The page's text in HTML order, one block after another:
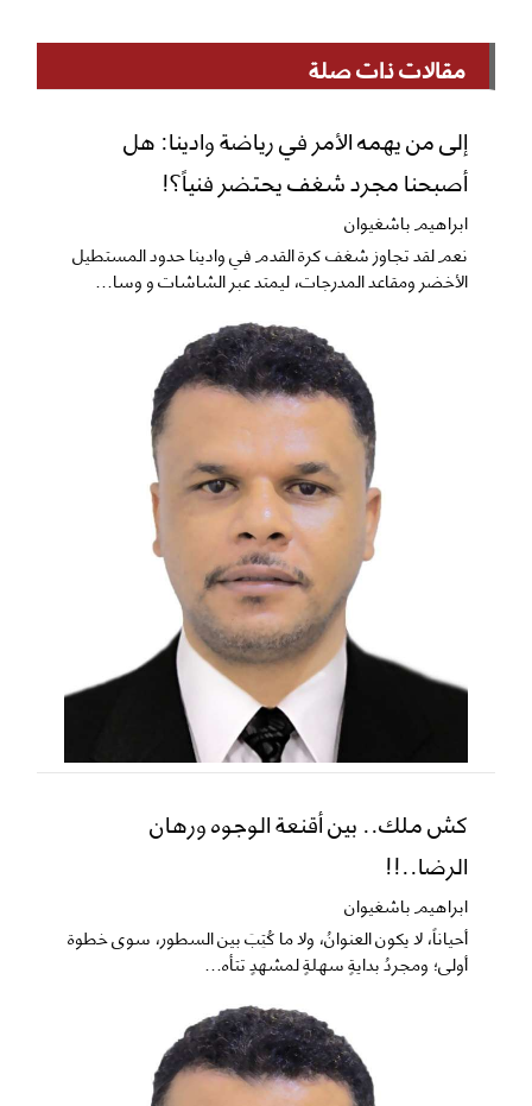
مقالات ذات صلة
إلى من يهمه الأمر في رياضة وادينا: هل
أصبحنا مجرد شغف يحتضر فنياً؟!
ابراهيم باشغيوان
نعم ​لقد تجاوز شغف كرة القدم في وادينا حدود المستطيل
الأخضر ومقاعد المدرجات، ليمتد عبر الشاشات و وسا...
كش ملك.. بين أقنعة الوجوه ورهان
الرضا..!!
ابراهيم باشغيوان
​أحياناً، لا يكون العنوانُ، ولا ما كُتِبَ بين السطور، سوى خطوة
أولى؛ ومجردُ بدايةٍ سهلةٍ لمشهدٍ تتأه...